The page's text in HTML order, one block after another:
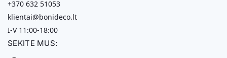
+370 632 51053
klientai@bonideco.lt
I-V 11:00-18:00
SEKITE MUS: